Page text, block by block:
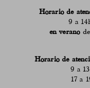
Horario de
9 a
en veranode
Horario de
9 a
17 a